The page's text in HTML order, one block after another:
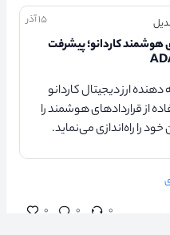
۱۵ آذر
هوشمند کاردانو؛ پیشرفت
ارز دیجیتال کاردانو
از قراردادهای هوشمند را
خود را راه‌اندازی می‌نماید.
۰ ۰ ۰